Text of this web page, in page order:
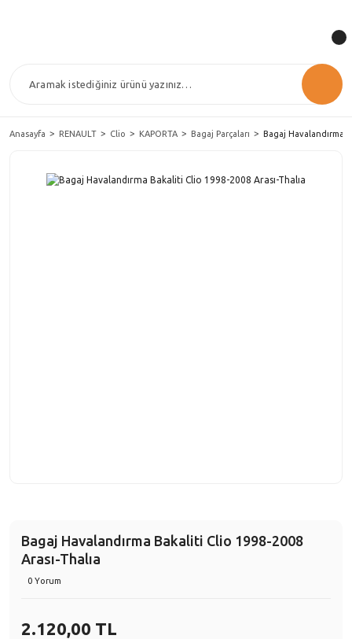
Anasayfa RENAULT Clio KAPORTA Bagaj Parçaları Bagaj Havalandırma
Bagaj Havalandırma Bakaliti Clio 1998-2008
Arası-Thalıa
0 Yorum
2.120,00 TL